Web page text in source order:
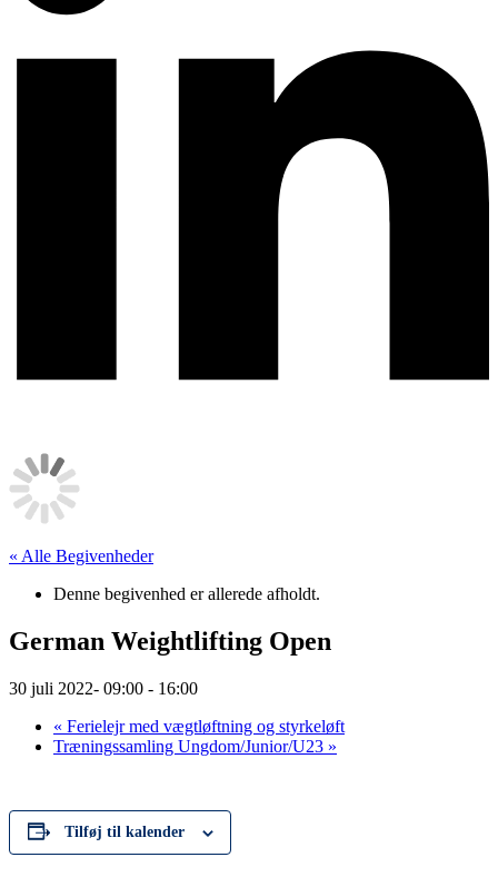
« Alle Begivenheder
Denne begivenhed er allerede afholdt.
German Weightlifting Open
30 juli 2022- 09:00 - 16:00
« Ferielejr med vægtløftning og styrkeløft
Træningssamling Ungdom/Junior/U23 »
Tilføj til kalender